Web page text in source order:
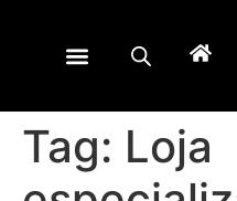
Tag: Loja